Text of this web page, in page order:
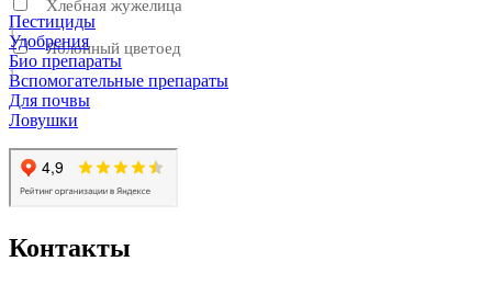
Хлебная жужелица
1
Яблонный цветоед
1
Пестициды
Удобрения
Био препараты
Вспомогательные препараты
Для почвы
Ловушки
Контакты